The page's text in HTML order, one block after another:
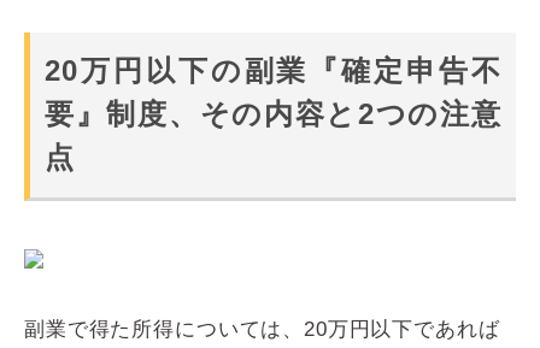
20万円以下の副業『確定申告不
要』制度、その内容と2つの注意
点
副業で得た所得については、20万円以下であれば